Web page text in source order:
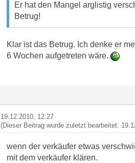
Er hat den Mangel arglistig
Betrug!
Klar ist das Betrug. Ich denke er
6 Wochen aufgetreten wäre.
19.12.2010, 12:27
(Dieser Beitrag wurde zuletzt bearbeitet:
wenn der verkäufer etwas
mit dem verkäufer klären.